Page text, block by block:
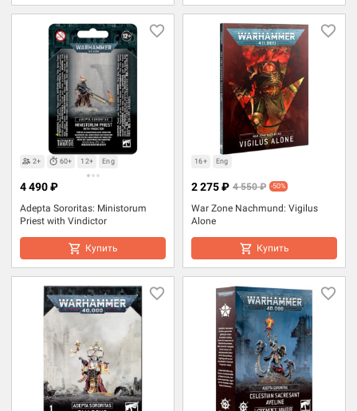
2+ 60+ 12+ Eng
Adepta Sororitas: Ministorum
Priest with Vindictor
4 490 ₽
Купить
16+ Eng
War Zone Nachmund: Vigilus
Alone
2 275 ₽ 4 550 ₽ -50%
Купить